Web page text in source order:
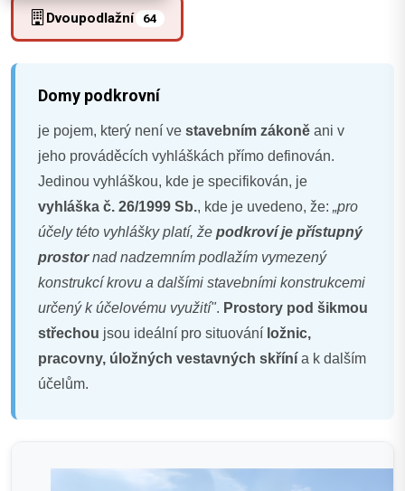
Dvoupodlažní 64
Domy podkrovní
je pojem, který není ve stavebním zákoně ani v
jeho prováděcích vyhláškách přímo definován.
Jedinou vyhláškou, kde je specifikován, je
vyhláška č. 26/1999 Sb., kde je uvedeno, že: „pro
účely této vyhlášky platí, že podkroví je přístupný
prostornad nadzemním podlažím vymezený
konstrukcí krovu a dalšími stavebními konstrukcemi
určený k účelovému využití". Prostory pod šikmou
střechou jsou ideální pro situování ložnic,
pracovny, úložných vestavných skříní a k dalším
účelům.